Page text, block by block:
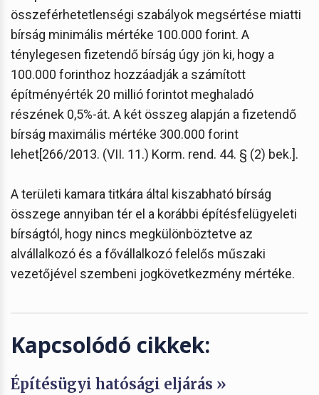
összeférhetetlenségi szabályok megsértése miatti
bírság minimális mértéke 100.000 forint. A
ténylegesen fizetendő bírság úgy jön ki, hogy a
100.000 forinthoz hozzáadják a számított
építményérték 20 millió forintot meghaladó
részének 0,5%-át. A két összeg alapján a fizetendő
bírság maximális mértéke 300.000 forint
lehet[266/2013. (VII. 11.) Korm. rend. 44. § (2) bek.].
A területi kamara titkára által kiszabható bírság
összege annyiban tér el a korábbi építésfelügyeleti
bírságtól, hogy nincs megkülönböztetve az
alvállalkozó és a fővállalkozó felelős műszaki
vezetőjével szembeni jogkövetkezmény mértéke.
Kapcsolódó cikkek:
Építésügyi hatósági eljárás »